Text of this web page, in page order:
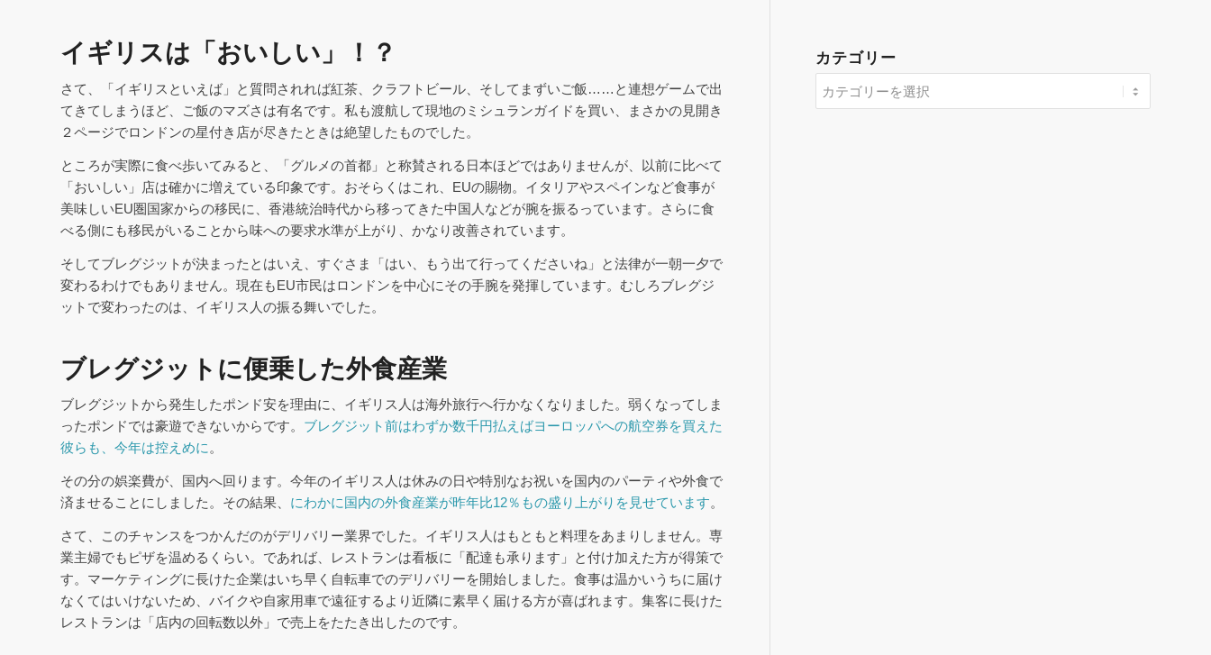
イギリスは「おいしい」！？
さて、「イギリスといえば」と質問されれば紅茶、クラフトビール、そしてまずいご飯……と連想ゲームで出
てきてしまうほど、ご飯のマズさは有名です。私も渡航して現地のミシュランガイドを買い、まさかの見開き
２ページでロンドンの星付き店が尽きたときは絶望したものでした。
ところが実際に食べ歩いてみると、「グルメの首都」と称賛される日本ほどではありませんが、以前に比べて
「おいしい」店は確かに増えている印象です。おそらくはこれ、EUの賜物。イタリアやスペインなど食事が
美味しいEU圏国家からの移民に、香港統治時代から移ってきた中国人などが腕を振るっています。さらに食
べる側にも移民がいることから味への要求水準が上がり、かなり改善されています。
そしてブレグジットが決まったとはいえ、すぐさま「はい、もう出て行ってくださいね」と法律が一朝一夕で
変わるわけでもありません。現在もEU市民はロンドンを中心にその手腕を発揮しています。むしろブレグジ
ットで変わったのは、イギリス人の振る舞いでした。
ブレグジットに便乗した外食産業
ブレグジットから発生したポンド安を理由に、イギリス人は海外旅行へ行かなくなりました。弱くなってしま
ったポンドでは豪遊できないからです。 ブレグジット前はわずか数千円払えばヨーロッパへの航空券を買えた
彼らも、今年は控えめに 。
その分の娯楽費が、国内へ回ります。今年のイギリス人は休みの日や特別なお祝いを国内のパーティや外食で
済ませることにしました。その結果、 にわかに国内の外食産業が昨年比12％もの盛り上がりを見せています。
さて、このチャンスをつかんだのがデリバリー業界でした。イギリス人はもともと料理をあまりしません。専
業主婦でもピザを温めるくらい。であれば、レストランは看板に「配達も承ります」と付け加えた方が得策で
す。マーケティングに長けた企業はいち早く自転車でのデリバリーを開始しました。食事は温かいうちに届け
なくてはいけないため、バイクや自家用車で遠征するより近隣に素早く届ける方が喜ばれます。集客に長けた
レストランは「店内の回転数以外」で売上をたたき出したのです。
カテゴリー